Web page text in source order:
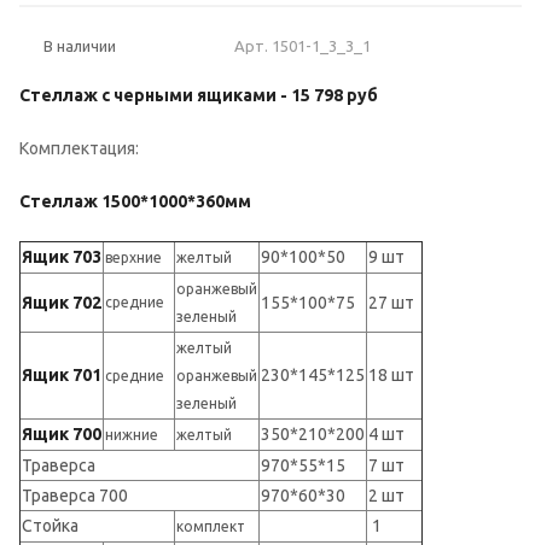
В наличии Арт. 1501-1_3_3_1
Стеллаж с черными ящиками - 15 798 руб
Комплектация:
Стеллаж 1500*1000*360мм
Ящик 703 верхние желтый 90*100*50 9 шт
Ящик 702 средние
оранжевый
зеленый
155*100*75 27 шт
Ящик 701 средние
желтый
оранжевый
зеленый
230*145*125 18 шт
Ящик 700 нижние желтый 350*210*200 4 шт
Траверса
970*55*15
7 шт
Траверса 700
970*60*30
2 шт
Стойка
комплект
1